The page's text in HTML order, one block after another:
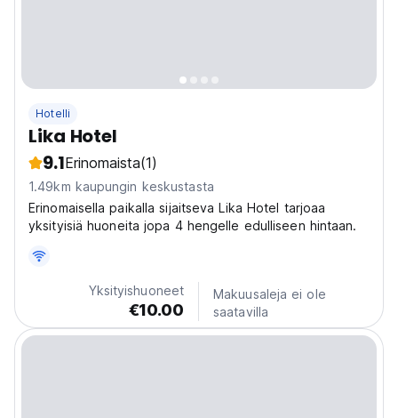
Hotelli
Lika Hotel
9.1Erinomaista(1)
1.49km kaupungin keskustasta
Erinomaisella paikalla sijaitseva Lika Hotel tarjoaa
yksityisiä huoneita jopa 4 hengelle edulliseen hintaan.
Yksityishuoneet
€10.00
Makuusaleja ei ole
saatavilla